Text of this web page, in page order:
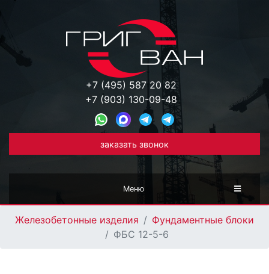
+7 (495) 587 20 82
+7 (903) 130-09-48
заказать звонок
Меню
Железобетонные изделия
Фундаментные блоки
ФБС 12-5-6